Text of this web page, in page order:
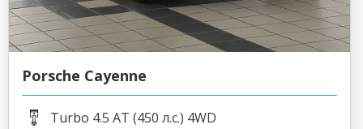
Porsche Cayenne
Turbo 4.5 AT (450 л.с.) 4WD